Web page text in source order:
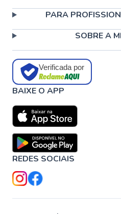
PARA
SOBRE A
Verificada por
BAIXE O APP
REDES SOCIAIS